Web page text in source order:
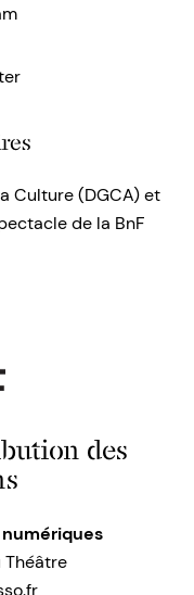
Culture (DGCA) et
de la BnF
des
numériques
Théâtre